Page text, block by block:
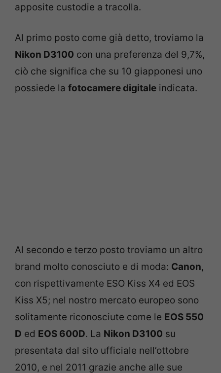
apposite custodie a tracolla.
Al primo posto come già detto, troviamo la
Nikon D3100 con una preferenza del 9,7%,
ciò che significa che su 10 giapponesi uno
possiede la fotocamere digitale indicata.
Al secondo e terzo posto troviamo un altro
brand molto conosciuto e di moda: Canon,
con rispettivamente ESO Kiss X4 ed EOS
Kiss X5; nel nostro mercato europeo sono
solitamente riconosciute come le EOS 550
D ed EOS 600D. La Nikon D3100 su
presentata dal sito ufficiale nell’ottobre
2010, e nel 2011 grazie anche alle sue